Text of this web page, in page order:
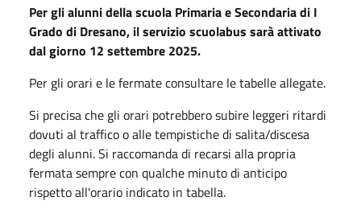
Per gli alunni della scuola Primaria e Secondaria di I
Grado di Dresano, il servizio scuolabus sarà attivato
dal giorno 12 settembre 2025.
Per gli orari e le fermate consultare le tabelle allegate.
Si precisa che gli orari potrebbero subire leggeri ritardi
dovuti al traffico o alle tempistiche di salita/discesa
degli alunni. Si raccomanda di recarsi alla propria
fermata sempre con qualche minuto di anticipo
rispetto all'orario indicato in tabella.